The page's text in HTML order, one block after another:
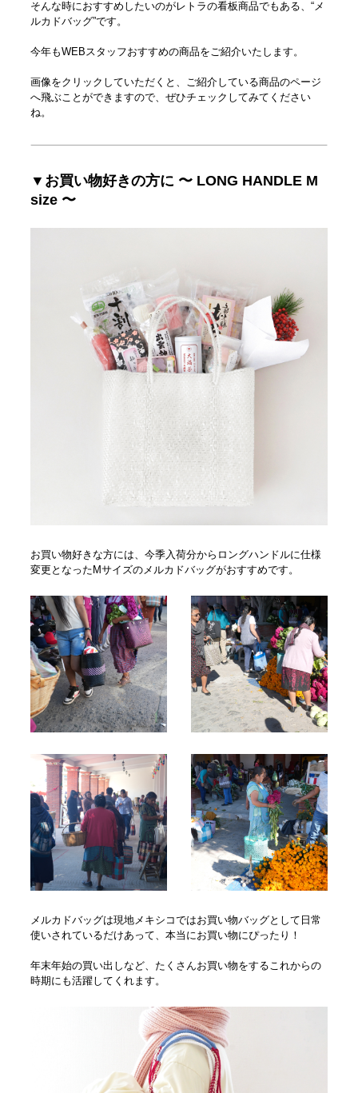
そんな時におすすめしたいのがレトラの看板商品でもある、“メ
ルカドバッグ”です。
今年もWEBスタッフおすすめの商品をご紹介いたします。
画像をクリックしていただくと、ご紹介している商品のページ
へ飛ぶことができますので、ぜひチェックしてみてください
ね。
▼お買い物好きの方に 〜 LONG HANDLE M
size 〜
お買い物好きな方には、今季入荷分からロングハンドルに仕様
変更となったMサイズのメルカドバッグがおすすめです。
メルカドバッグは現地メキシコではお買い物バッグとして日常
使いされているだけあって、本当にお買い物にぴったり！
年末年始の買い出しなど、たくさんお買い物をするこれからの
時期にも活躍してくれます。